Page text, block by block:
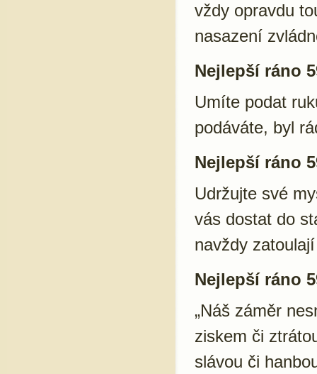
vždy opravdu
nasazení
Nejlepší ráno
Umíte podat
podáváte, byl
Nejlepší ráno
Udržujte své
vás dostat do
navždy zatoulají
Nejlepší ráno
„Náš záměr
ziskem či
slávou či